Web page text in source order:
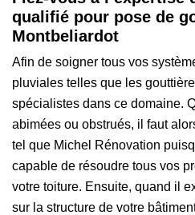
qualifié pour pose de
Montbeliardot
Afin de soigner tous vos
pluviales telles que les
spécialistes dans ce domaine.
abimées ou obstrués, il faut
tel que Michel Rénovation
capable de résoudre tous vos
votre toiture. Ensuite, quand il
sur la structure de votre